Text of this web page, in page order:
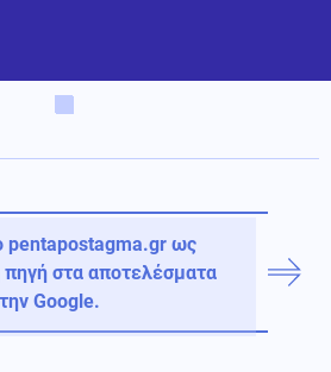
pentapostagma.gr ως
στα αποτελέσματα
Google.